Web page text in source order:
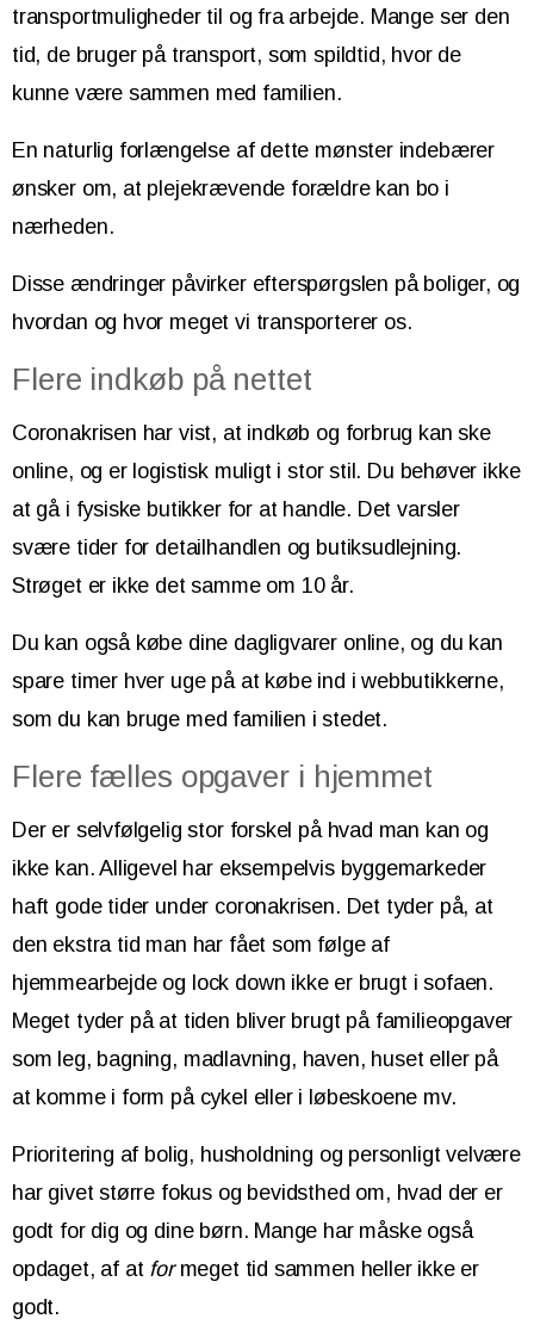
transportmuligheder til og fra arbejde. Mange ser den
tid, de bruger på transport, som spildtid, hvor de
kunne være sammen med familien.
En naturlig forlængelse af dette mønster indebærer
ønsker om, at plejekrævende forældre kan bo i
nærheden.
Disse ændringer påvirker efterspørgslen på boliger, og
hvordan og hvor meget vi transporterer os.
Flere indkøb på nettet
Coronakrisen har vist, at indkøb og forbrug kan ske
online, og er logistisk muligt i stor stil. Du behøver ikke
at gå i fysiske butikker for at handle. Det varsler
svære tider for detailhandlen og butiksudlejning.
Strøget er ikke det samme om 10 år.
Du kan også købe dine dagligvarer online, og du kan
spare timer hver uge på at købe ind i webbutikkerne,
som du kan bruge med familien i stedet.
Flere fælles opgaver i hjemmet
Der er selvfølgelig stor forskel på hvad man kan og
ikke kan. Alligevel har eksempelvis byggemarkeder
haft gode tider under coronakrisen. Det tyder på, at
den ekstra tid man har fået som følge af
hjemmearbejde og lock down ikke er brugt i sofaen.
Meget tyder på at tiden bliver brugt på familieopgaver
som leg, bagning, madlavning, haven, huset eller på
at komme i form på cykel eller i løbeskoene mv.
Prioritering af bolig, husholdning og personligt velvære
har givet større fokus og bevidsthed om, hvad der er
godt for dig og dine børn. Mange har måske også
opdaget, af at formeget tid sammen heller ikke er
godt.